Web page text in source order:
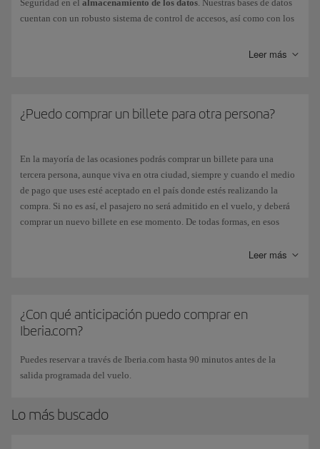
Seguridad en el almacenamiento de los datos. Nuestras bases de datos
cuentan con un robusto sistema de control de accesos, así como con los
de tarjetas de crédito, las contraseñas y las preguntas secretas se
Seguridad en transferencias de la información
. La transferencia de la
tarjeta de crédito por redes de telecomunicaciones se efectúa empleando
entidad acreditada (VERISIGN).
Pago seguro con tarjetas de crédito
. Iberia.com integra mecanismos
autentificación de usuario para las principales tarjetas del mercado. Esta
autentificación garantiza una experiencia de pago que protege al
usuario contra posibles fraudes.
. Además de las medidas
Auditorias de seguridad.
sistema, y para indicar las medidas a implantar, con objeto de prevenirlo
de ataques por parte de usuarios maliciosos.
Leer más
¿Puedo comprar un billete para otra persona?
En la mayoría de las ocasiones podrás comprar un billete para una
tercera persona, aunque viva en otra ciudad, siempre y cuando el medio
de pago que uses esté aceptado en el país donde estés realizando la
compra. Si no es así, el pasajero no será admitido en el vuelo, y deberá
comprar un nuevo billete en ese momento. De todas formas, en esos
Leer más
¿Con qué anticipación puedo comprar en
Iberia.com?
Puedes reservar a través de Iberia.com hasta 90 minutos antes de la
salida programada del vuelo.
Lo más buscado